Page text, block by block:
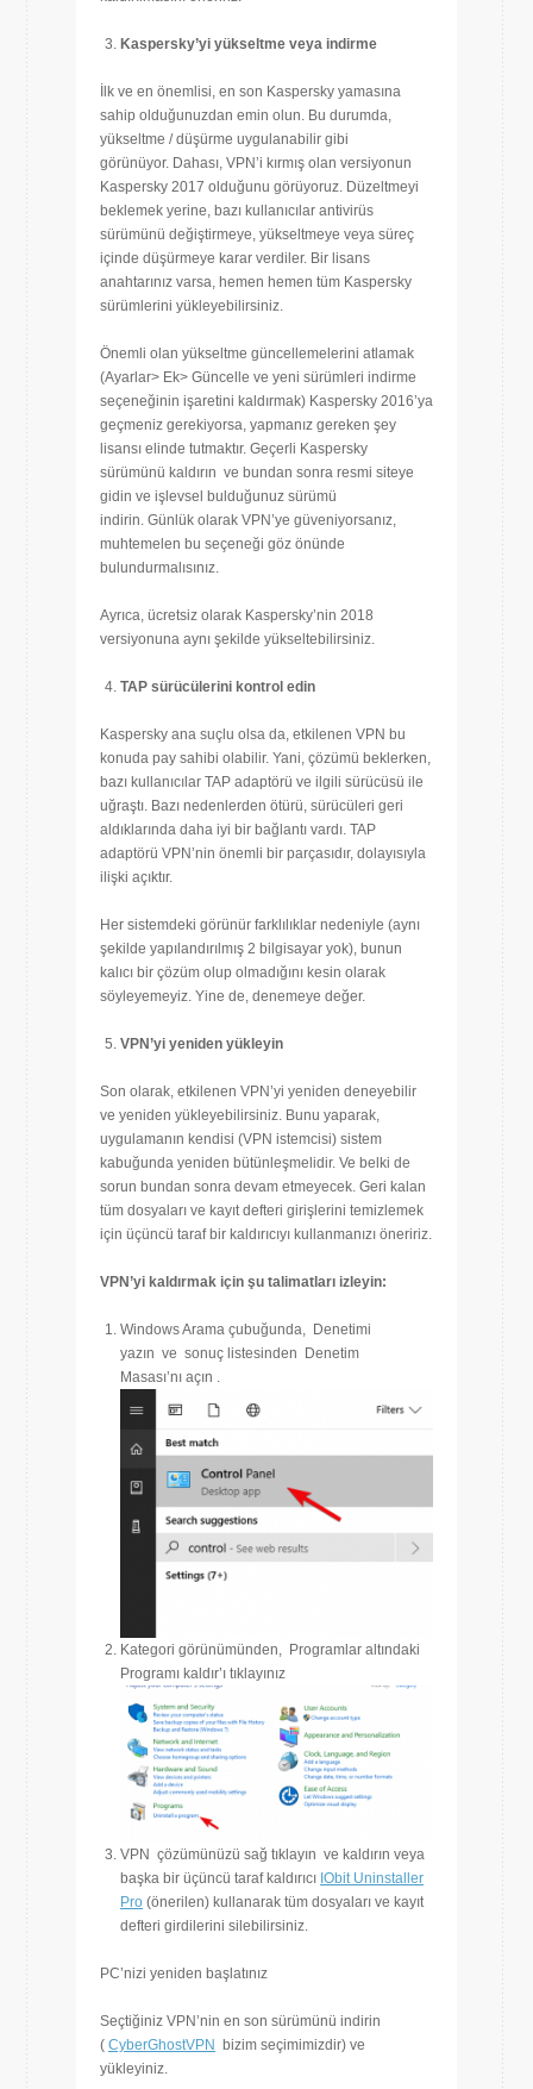
Kaspersky’yi yükseltme veya indirme
İlk ve en önemlisi, en son Kaspersky yamasına
sahip olduğunuzdan emin olun. Bu durumda,
yükseltme / düşürme uygulanabilir gibi
görünüyor. Dahası, VPN’i kırmış olan versiyonun
Kaspersky 2017 olduğunu görüyoruz. Düzeltmeyi
beklemek yerine, bazı kullanıcılar antivirüs
sürümünü değiştirmeye, yükseltmeye veya süreç
içinde düşürmeye karar verdiler. Bir lisans
anahtarınız varsa, hemen hemen tüm Kaspersky
sürümlerini yükleyebilirsiniz.
Önemli olan yükseltme güncellemelerini atlamak
(Ayarlar> Ek> Güncelle ve yeni sürümleri indirme
seçeneğinin işaretini kaldırmak) Kaspersky 2016’ya
geçmeniz gerekiyorsa, yapmanız gereken şey
lisansı elinde tutmaktır. Geçerli Kaspersky
sürümünü kaldırın ve bundan sonra resmi siteye
gidin ve işlevsel bulduğunuz sürümü
indirin. Günlük olarak VPN’ye güveniyorsanız,
muhtemelen bu seçeneği göz önünde
bulundurmalısınız.
Ayrıca, ücretsiz olarak Kaspersky’nin 2018
versiyonuna aynı şekilde yükseltebilirsiniz.
TAP sürücülerini kontrol edin
Kaspersky ana suçlu olsa da, etkilenen VPN bu
konuda pay sahibi olabilir. Yani, çözümü beklerken,
bazı kullanıcılar TAP adaptörü ve ilgili sürücüsü ile
uğraştı. Bazı nedenlerden ötürü, sürücüleri geri
aldıklarında daha iyi bir bağlantı vardı. TAP
adaptörü VPN’nin önemli bir parçasıdır, dolayısıyla
ilişki açıktır.
Her sistemdeki görünür farklılıklar nedeniyle (aynı
şekilde yapılandırılmış 2 bilgisayar yok), bunun
kalıcı bir çözüm olup olmadığını kesin olarak
söyleyemeyiz. Yine de, denemeye değer.
VPN’yi yeniden yükleyin
Son olarak, etkilenen VPN’yi yeniden deneyebilir
ve yeniden yükleyebilirsiniz. Bunu yaparak,
uygulamanın kendisi (VPN istemcisi) sistem
kabuğunda yeniden bütünleşmelidir. Ve belki de
sorun bundan sonra devam etmeyecek. Geri kalan
tüm dosyaları ve kayıt defteri girişlerini temizlemek
için üçüncü taraf bir kaldırıcıyı kullanmanızı öneririz.
VPN’yi kaldırmak için şu talimatları izleyin:
Windows Arama çubuğunda, Denetimi
yazın ve sonuç listesinden Denetim
Masası’nı açın .
Kategori görünümünden, Programlar altındaki
Programı kaldır’ı tıklayınız
VPN çözümünüzü sağ tıklayın ve kaldırın veya
başka bir üçüncü taraf kaldırıcı IObit Uninstaller
Pro (önerilen) kullanarak tüm dosyaları ve kayıt
defteri girdilerini silebilirsiniz.
PC’nizi yeniden başlatınız
Seçtiğiniz VPN’nin en son sürümünü indirin
( CyberGhostVPN bizim seçimimizdir) ve
yükleyiniz.